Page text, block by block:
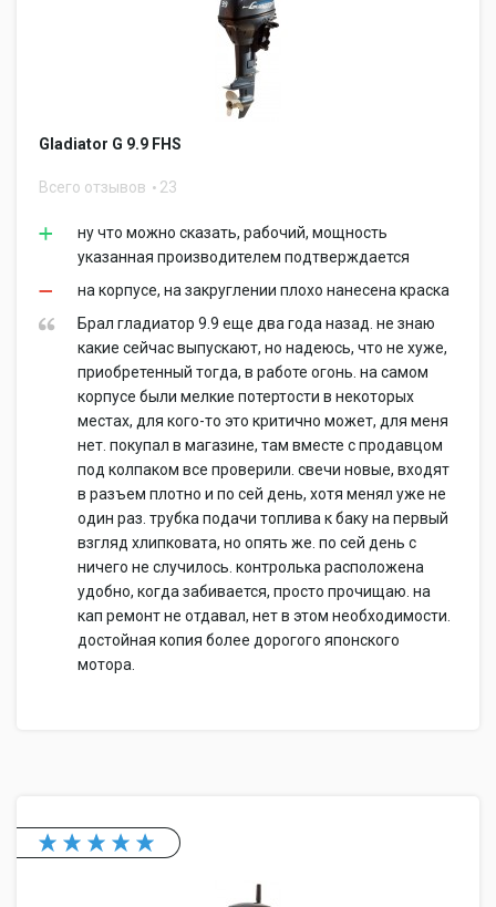
Gladiator G 9.9 FHS
Всего отзывов 23
ну что можно сказать, рабочий, мощность
указанная производителем подтверждается
на корпусе, на закруглении плохо нанесена краска
Брал гладиатор 9.9 еще два года назад. не знаю
какие сейчас выпускают, но надеюсь, что не хуже,
приобретенный тогда, в работе огонь. на самом
корпусе были мелкие потертости в некоторых
местах, для кого-то это критично может, для меня
нет. покупал в магазине, там вместе с продавцом
под колпаком все проверили. свечи новые, входят
в разъем плотно и по сей день, хотя менял уже не
один раз. трубка подачи топлива к баку на первый
взгляд хлипковата, но опять же. по сей день с
ничего не случилось. контролька расположена
удобно, когда забивается, просто прочищаю. на
кап ремонт не отдавал, нет в этом необходимости.
достойная копия более дорогого японского
мотора.